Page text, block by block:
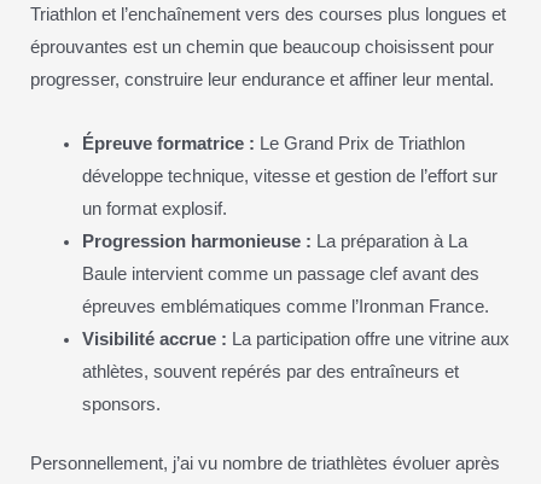
Triathlon et l’enchaînement vers des courses plus longues et
éprouvantes est un chemin que beaucoup choisissent pour
progresser, construire leur endurance et affiner leur mental.
Épreuve formatrice : Le Grand Prix de Triathlon
développe technique, vitesse et gestion de l’effort sur
un format explosif.
Progression harmonieuse : La préparation à La
Baule intervient comme un passage clef avant des
épreuves emblématiques comme l’Ironman France.
Visibilité accrue : La participation offre une vitrine aux
athlètes, souvent repérés par des entraîneurs et
sponsors.
Personnellement, j’ai vu nombre de triathlètes évoluer après